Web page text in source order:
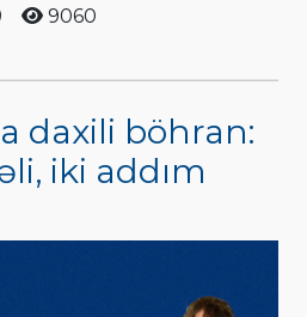
9060
daxili böhran:
iki addım